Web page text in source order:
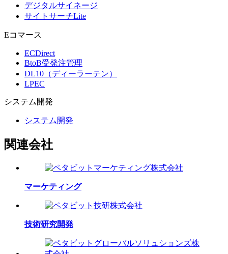
デジタルサイネージ
サイトサーチLite
Eコマース
ECDirect
BtoB受発注管理
DL10（ディーラーテン）
LPEC
システム 開発
システム開発
関連会社
マーケティング
技術研究開発